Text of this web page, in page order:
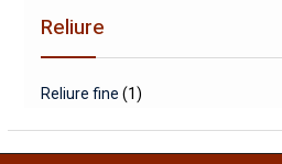
Reliure
Reliure fine (1)